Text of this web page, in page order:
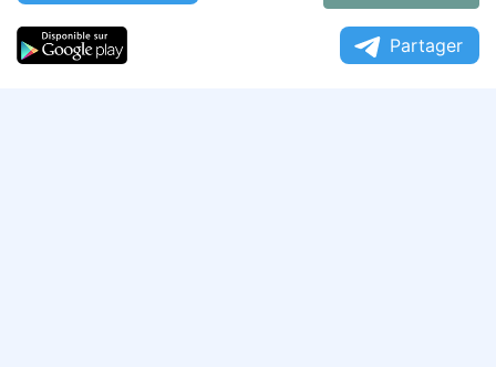
Partager